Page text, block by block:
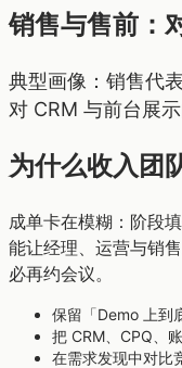
销售与售前：
典型画像：销售代
对 CRM 与前台展示
为什么收入团
成单卡在模糊：阶段
能让经理、运营与销
必再约会议。
保留「Demo 上到
把 CRM、CPQ、
在需求发现中对比